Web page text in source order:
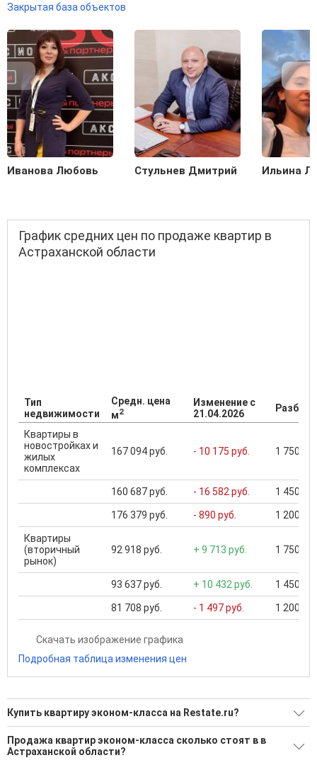
Закрытая база объектов
Иванова Любовь Стульнев Дмитрий Ильина
График средних цен по продаже квартир в
Астраханской области
Тип
недвижимости
Средн. цена
м2
Изменение с
21.04.2026
Квартиры в
новостройках и
жилых
комплексах
167 094 руб. - 10 175 руб. 1 750
160 687 руб. - 16 582 руб. 1 450
176 379 руб. - 890 руб. 1 200
Квартиры
(вторичный
рынок)
92 918 руб. + 9 713 руб. 1 750
93 637 руб. + 10 432 руб. 1 450
81 708 руб. - 1 497 руб. 1 200
Скачать изображение графика
Подробная таблица изменения цен
Купить квартиру эконом-класса на Restate.ru?
644 актуальных и проверенных объявления
Продажа квартир эконом-класса сколько стоят в в
Астраханской области?